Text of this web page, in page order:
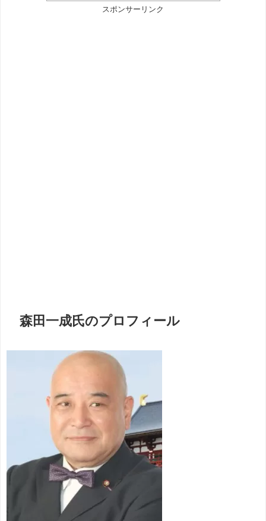
スポンサーリンク
森田一成氏のプロフィール